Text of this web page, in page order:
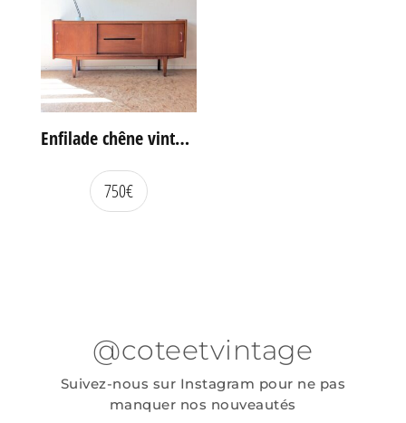
Enfilade chêne vintage portes coulissantes
750€
@coteetvintage
Suivez-nous sur Instagram pour ne pas
manquer nos nouveautés